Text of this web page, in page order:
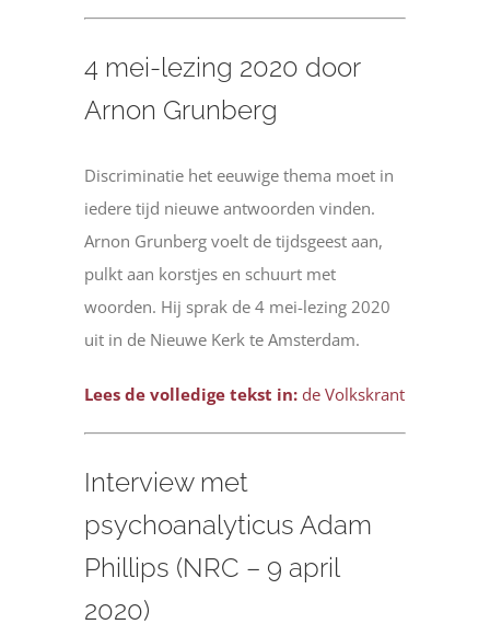
4 mei-lezing 2020 door
Arnon Grunberg
Discriminatie het eeuwige thema moet in
iedere tijd nieuwe antwoorden vinden.
Arnon Grunberg voelt de tijdsgeest aan,
pulkt aan korstjes en schuurt met
woorden. Hij sprak de 4 mei-lezing 2020
uit in de Nieuwe Kerk te Amsterdam.
Lees de volledige tekst in:de Volkskrant
Interview met
psychoanalyticus Adam
Phillips (NRC – 9 april
2020)